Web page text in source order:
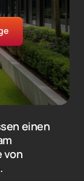
einen
von